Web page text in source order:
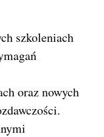
szkoleniach
oraz nowych